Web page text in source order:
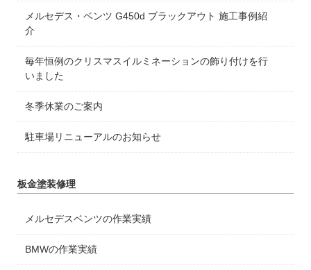
メルセデス・ベンツ G450d ブラックアウト 施工事例紹
介
毎年恒例のクリスマスイルミネーションの飾り付けを行
いました
冬季休業のご案内
駐車場リニューアルのお知らせ
板金塗装修理
メルセデスベンツの作業実績
BMWの作業実績